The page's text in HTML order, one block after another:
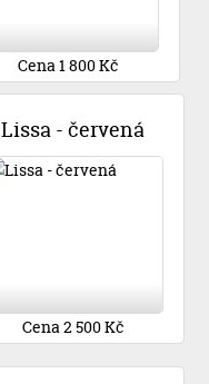
Cena 1 800 Kč
Lissa - červená
Cena 2 500 Kč